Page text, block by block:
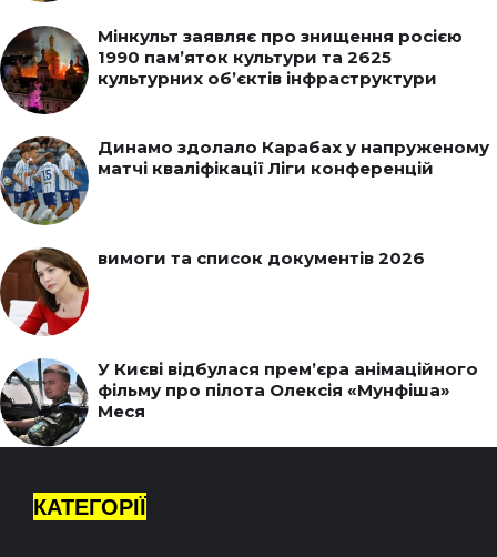
Мінкульт заявляє про знищення росією
1990 пам’яток культури та 2625
культурних об’єктів інфраструктури
Динамо здолало Карабах у напруженому
матчі кваліфікації Ліги конференцій
вимоги та список документів 2026
У Києві відбулася прем’єра анімаційного
фільму про пілота Олексія «Мунфіша»
Меся
КАТЕГОРІЇ